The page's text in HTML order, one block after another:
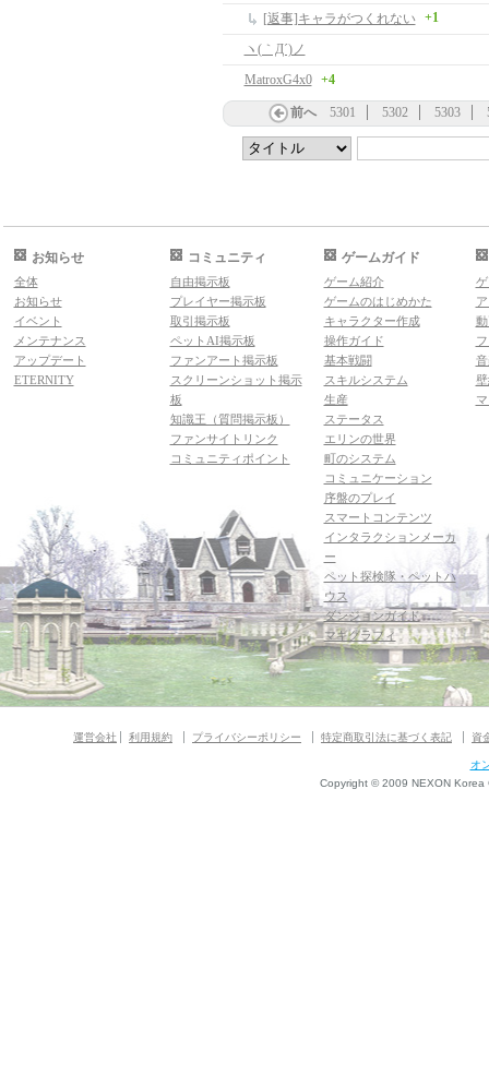
[返事]キャラがつくれない
+1
ヽ(｀Д´)ノ
MatroxG4x0
+4
前へ 5301 5302 5303
お知らせ
全体
お知らせ
イベント
メンテナンス
アップデート
ETERNITY
コミュニティ
自由掲示板
プレイヤー掲示板
取引掲示板
ペットAI掲示板
ファンアート掲示板
スクリーンショット掲示
板
知識王（質問掲示板）
ファンサイトリンク
コミュニティポイント
ゲームガイド
ゲーム紹介
ゲームのはじめかた
キャラクター作成
操作ガイド
基本戦闘
スキルシステム
生産
ステータス
エリンの世界
町のシステム
コミュニケーション
序盤のプレイ
スマートコンテンツ
インタラクションメーカ
ー
ペット探検隊・ペットハ
ウス
ダンジョンガイド
マギグラフィ
運営会社 利用規約 プライバシーポリシー 特定商取引法に基づく表記 資
オ
Copyright © 2009 NEXON Korea